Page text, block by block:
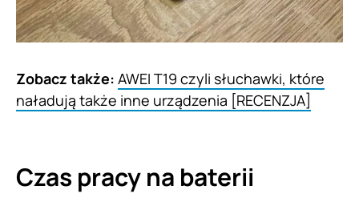
Zobacz także: AWEI T19 czyli słuchawki, które
naładują także inne urządzenia [RECENZJA]
Czas pracy na baterii